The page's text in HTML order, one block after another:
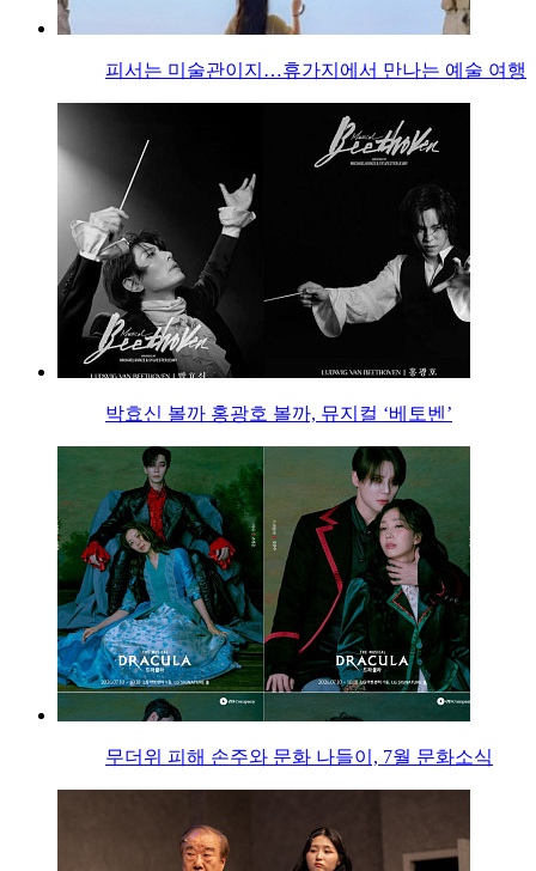
피서는 미술관이지…휴가지에서 만나는 예술 여행
박효신 볼까 홍광호 볼까, 뮤지컬 ‘베토벤’
무더위 피해 손주와 문화 나들이, 7월 문화소식